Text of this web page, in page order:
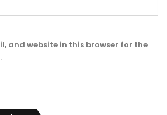
and website in this browser for the